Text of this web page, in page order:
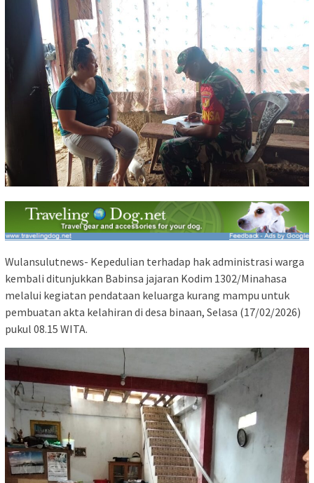
Wulansulutnews- Kepedulian terhadap hak administrasi warga
kembali ditunjukkan Babinsa jajaran Kodim 1302/Minahasa
melalui kegiatan pendataan keluarga kurang mampu untuk
pembuatan akta kelahiran di desa binaan, Selasa (17/02/2026)
pukul 08.15 WITA.